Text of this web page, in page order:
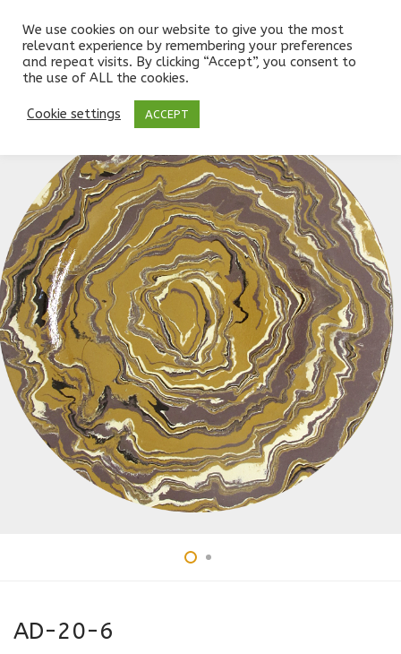
Boutique / ASSIETTES DESSERT 20cm
AD-20-6
We use cookies on our website to give you the most
relevant experience by remembering your preferences
and repeat visits. By clicking “Accept”, you consent to
the use of ALL the cookies.
Cookie settings ACCEPT